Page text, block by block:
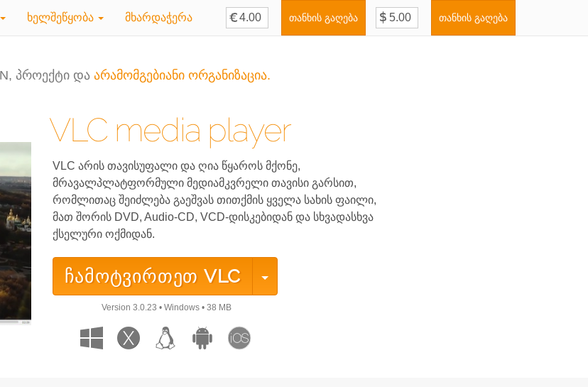
ხელშეწყობა მხარდაჭერა თანხის გაღება თანხის გაღება
პროექტი და არამომგებიანი ორგანიზაცია.
VLC media player
VLC არის თავისუფალი და ღია წყაროს მქონე,
მრავალპლატფორმული მედიამკვრელი თავისი გარსით,
რომლითაც შეიძლება გაეშვას თითქმის ყველა სახის ფაილი,
მათ შორის DVD, Audio-CD, VCD-დისკებიდან და სხვადასხვა
ქსელური ოქმიდან.
ჩამოტვირთეთ VLC
Version 3.0.23 • Windows• 38 MB